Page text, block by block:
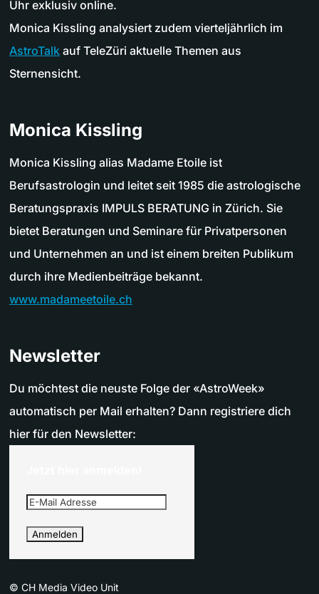
Uhr exklusiv online.
Monica Kissling analysiert zudem vierteljährlich im
AstroTalk auf TeleZüri aktuelle Themen aus
Sternensicht.
Monica Kissling
Monica Kissling alias Madame Etoile ist
Berufsastrologin und leitet seit 1985 die astrologische
Beratungspraxis IMPULS BERATUNG in Zürich. Sie
bietet Beratungen und Seminare für Privatpersonen
und Unternehmen an und ist einem breiten Publikum
durch ihre Medienbeiträge bekannt.
www.madameetoile.ch
Newsletter
Du möchtest die neuste Folge der «AstroWeek»
automatisch per Mail erhalten? Dann registriere dich
hier für den Newsletter:
© CH Media Video Unit